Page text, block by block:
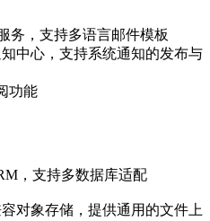
务，支持多语言邮件模板
中心，支持系统通知的发布与
功能
，支持多数据库适配
容对象存储，提供通用的文件上